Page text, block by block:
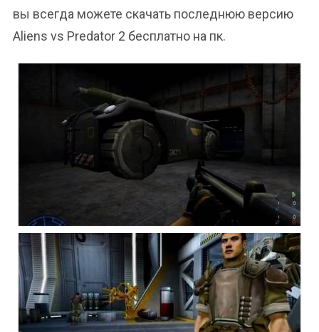
вы всегда можете скачать последнюю версию
Aliens vs Predator 2 бесплатно на пк.